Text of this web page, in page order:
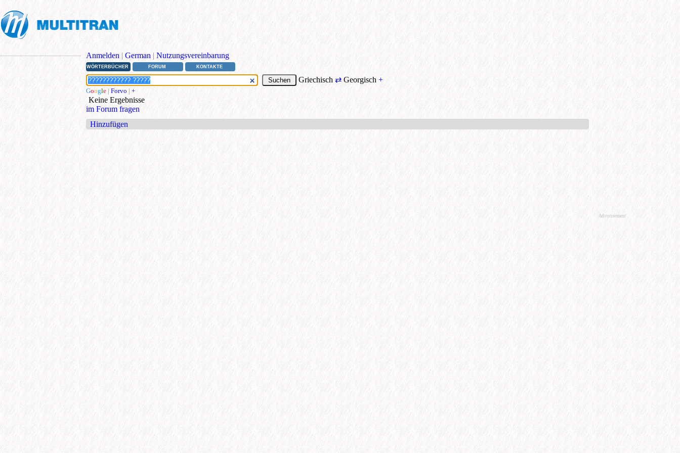
Anmelden | German | Nutzungsvereinbarung
WÖRTERBÜCHER FORUM KONTAKTE
Griechisch ⇄ Georgisch +
Google | Forvo | +
Keine Ergebnisse
im Forum fragen
Hinzufügen
Advertisement